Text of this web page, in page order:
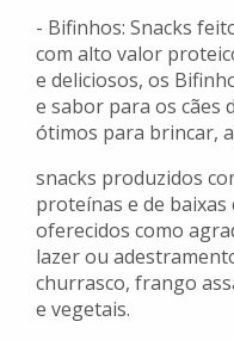
- Bifinhos: Snacks
com alto valor
e deliciosos, os
e sabor para os cães
ótimos para brincar,
snacks produzidos
proteínas e de
oferecidos como
lazer ou
churrasco, frango
e vegetais.